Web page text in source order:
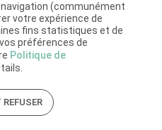
(communément
votre expérience de
fins statistiques et de
préférences de
Politique de